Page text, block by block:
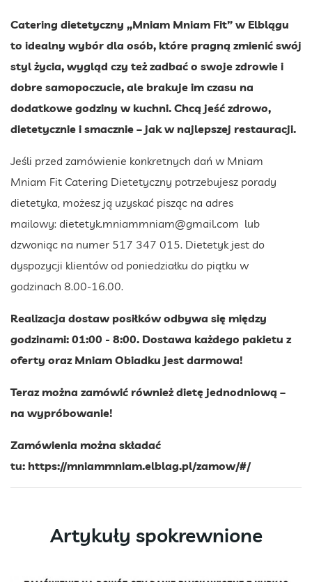
Catering dietetyczny „Mniam Mniam Fit” w Elblągu
to idealny wybór dla osób, które pragną zmienić swój
styl życia, wygląd czy też zadbać o swoje zdrowie i
dobre samopoczucie, ale brakuje im czasu na
dodatkowe godziny w kuchni. Chcą jeść zdrowo,
dietetycznie i smacznie – jak w najlepszej restauracji.
Jeśli przed zamówienie konkretnych dań w Mniam
Mniam Fit Catering Dietetyczny potrzebujesz porady
dietetyka, możesz ją uzyskać pisząc na adres
mailowy: dietetyk.mniammniam@gmail.com lub
dzwoniąc na numer 517 347 015. Dietetyk jest do
dyspozycji klientów od poniedziałku do piątku w
godzinach 8.00-16.00.
Realizacja dostaw posiłków odbywa się między
godzinami: 01:00 - 8:00. Dostawa każdego pakietu z
oferty oraz Mniam Obiadku jest darmowa!
Teraz można zamówić również dietę jednodniową –
na wypróbowanie!
Zamówienia można składać
tu: https://mniammniam.elblag.pl/zamow/#/
Artykuły spokrewnione